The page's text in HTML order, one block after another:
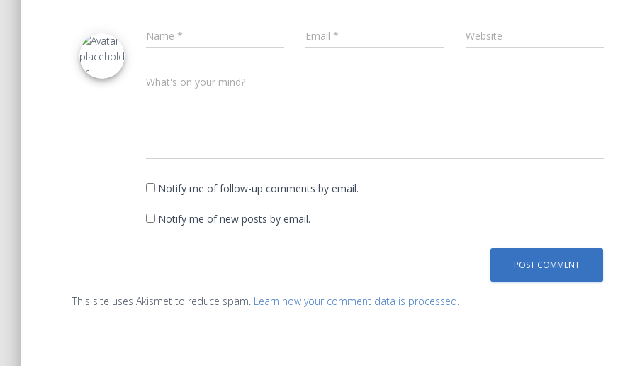
Name * Email * Website
What's on your mind?
Notify me of follow-up comments by email.
Notify me of new posts by email.
This site uses Akismet to reduce spam. Learn how your comment data is processed.